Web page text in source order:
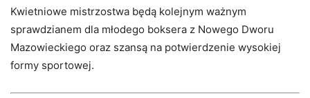
Kwietniowe mistrzostwa będą kolejnym ważnym
sprawdzianem dla młodego boksera z Nowego Dworu
Mazowieckiego oraz szansą na potwierdzenie wysokiej
formy sportowej.